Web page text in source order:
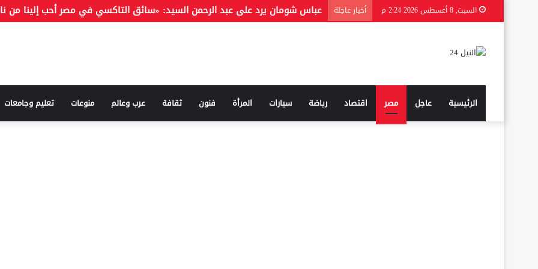
السبت, 8 أغسطس 2026 2:24 م أخبار عاجلة
الرئيسية عاجل مصر اقتصاد رياضة سيارات المرأة فنون ثقافة عرب وعالم منوعات تعليم وجامعات